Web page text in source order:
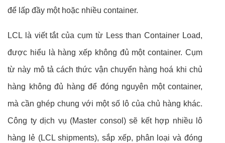
để lấp đầy một hoặc nhiều container.
LCL là viết tắt của cụm từ Less than Container Load,
được hiểu là hàng xếp không đủ một container. Cụm
từ này mô tả cách thức vận chuyển hàng hoá khi chủ
hàng không đủ hàng để đóng nguyên một container,
mà cần ghép chung với một số lô của chủ hàng khác.
Công ty dịch vụ (Master consol) sẽ kết hợp nhiều lô
hàng lẻ (LCL shipments), sắp xếp, phân loại và đóng